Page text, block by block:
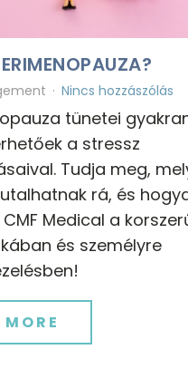
Nincs hozzászólás
tünetei
a stressz
Tudja meg,
rá, és
Medical a
és személyre